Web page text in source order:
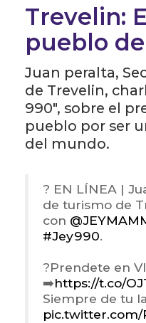
Trevelin:
pueblo
Juan peralta,
de Trevelin,
990", sobre el
pueblo por ser
del mundo.
? EN LÍNEA |
de turismo de
con
#Jey990.
?Prendete en
➡️https://t.co/
Siempre de tu
pic.twitter.com/